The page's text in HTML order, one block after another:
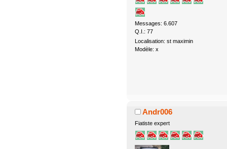
Messages: 6.607
Q.I.: 77
Localisation: st maximin
Modèle: x
Andr006
Fiatiste expert